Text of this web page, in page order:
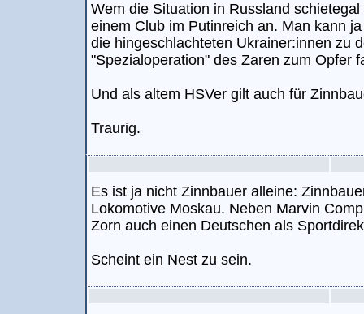
Wem die Situation in Russland
einem Club im Putinreich an. Man kann
die hingeschlachteten Ukrainer:innen zu
"Spezialoperation" des Zaren zum Opfer
Und als altem HSVer gilt auch für
Traurig.
Es ist ja nicht Zinnbauer alleine:
Lokomotive Moskau. Neben Marvin
Zorn auch einen Deutschen als
Scheint ein Nest zu sein.